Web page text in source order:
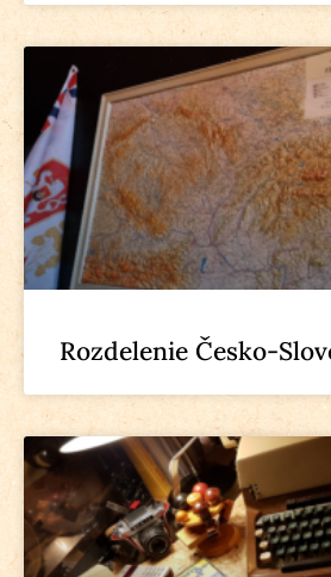
Rozdelenie Česko-